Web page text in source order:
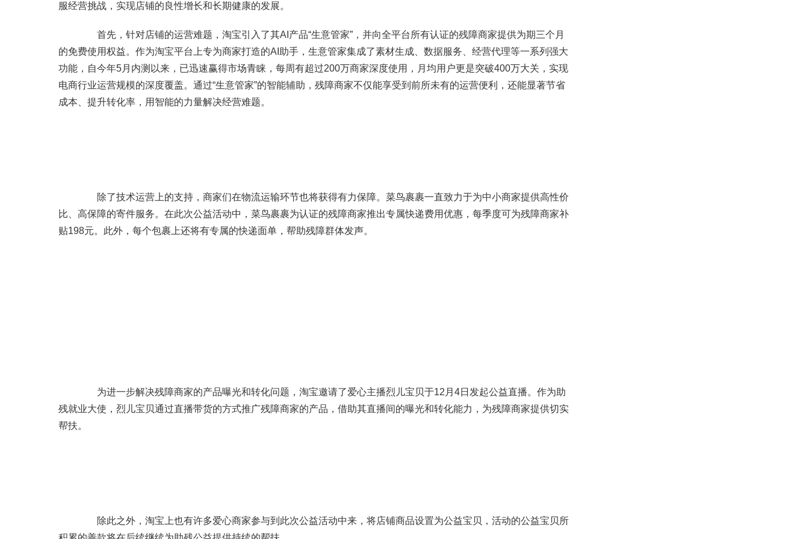
服经营挑战，实现店铺的良性增长和长期健康的发展。
首先，针对店铺的运营难题，淘宝引入了其AI产品“生意管家”，并向全平台所有认证的残障商家提供为期三个月
的免费使用权益。作为淘宝平台上专为商家打造的AI助手，生意管家集成了素材生成、数据服务、经营代理等一系列强大
功能，自今年5月内测以来，已迅速赢得市场青睐，每周有超过200万商家深度使用，月均用户更是突破400万大关，实现
电商行业运营规模的深度覆盖。通过“生意管家”的智能辅助，残障商家不仅能享受到前所未有的运营便利，还能显著节省
成本、提升转化率，用智能的力量解决经营难题。
除了技术运营上的支持，商家们在物流运输环节也将获得有力保障。菜鸟裹裹一直致力于为中小商家提供高性价
比、高保障的寄件服务。在此次公益活动中，菜鸟裹裹为认证的残障商家推出专属快递费用优惠，每季度可为残障商家补
贴198元。此外，每个包裹上还将有专属的快递面单，帮助残障群体发声。
为进一步解决残障商家的产品曝光和转化问题，淘宝邀请了爱心主播烈儿宝贝于12月4日发起公益直播。作为助
残就业大使，烈儿宝贝通过直播带货的方式推广残障商家的产品，借助其直播间的曝光和转化能力，为残障商家提供切实
帮扶。
除此之外，淘宝上也有许多爱心商家参与到此次公益活动中来，将店铺商品设置为公益宝贝，活动的公益宝贝所